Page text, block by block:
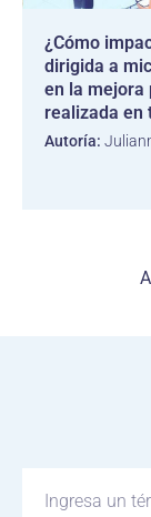
¿Cómo
dirigida a
en la mejora
realizada en
Autoría: